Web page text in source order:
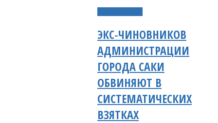
ЭКС‑ЧИНОВНИКОВ
АДМИНИСТРАЦИИ
ГОРОДА САКИ
ОБВИНЯЮТ В
СИСТЕМАТИЧЕСКИХ
ВЗЯТКАХ